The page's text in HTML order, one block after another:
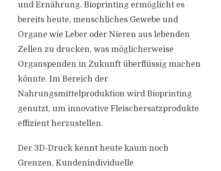
und Ernährung. Bioprinting ermöglicht es
bereits heute, menschliches Gewebe und
Organe wie Leber oder Nieren aus lebenden
Zellen zu drucken, was möglicherweise
Organspenden in Zukunft überflüssig machen
könnte. Im Bereich der
Nahrungsmittelproduktion wird Bioprinting
genutzt, um innovative Fleischersatzprodukte
effizient herzustellen.
Der 3D-Druck kennt heute kaum noch
Grenzen. Kundenindividuelle